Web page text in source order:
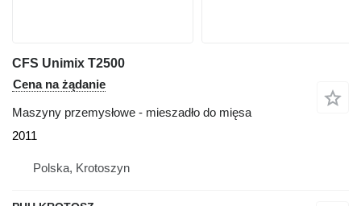
CFS Unimix T2500
Cena na żądanie
Maszyny przemysłowe - mieszadło do mięsa
2011
Polska, Krotoszyn